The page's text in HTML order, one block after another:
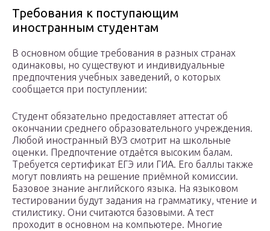
Требования к поступающим
иностранным студентам
В основном общие требования в разных странах
одинаковы, но существуют и индивидуальные
предпочтения учебных заведений, о которых
сообщается при поступлении:
Студент обязательно предоставляет аттестат об
окончании среднего образовательного учреждения.
Любой иностранный ВУЗ смотрит на школьные
оценки. Предпочтение отдаётся высоким балам.
Требуется сертификат ЕГЭ или ГИА. Его баллы также
могут повлиять на решение приёмной комиссии.
Базовое знание английского языка. На языковом
тестировании будут задания на грамматику, чтение и
стилистику. Они считаются базовыми. А тест
проходит в основном на компьютере. Многие